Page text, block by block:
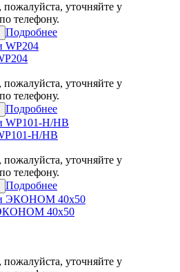
уточняйте у
телефону.
Подробнее
уточняйте у
телефону.
Подробнее
H/HB
уточняйте у
телефону.
Подробнее
40х50
уточняйте у